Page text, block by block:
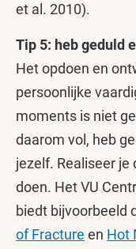
et al. 2010).
Tip 5: heb geduld
Het opdoen en
persoonlijke
moments is niet
daarom vol, heb
jezelf. Realiseer
doen. Het VU
biedt bijvoorbeeld
of Fracture en Hot